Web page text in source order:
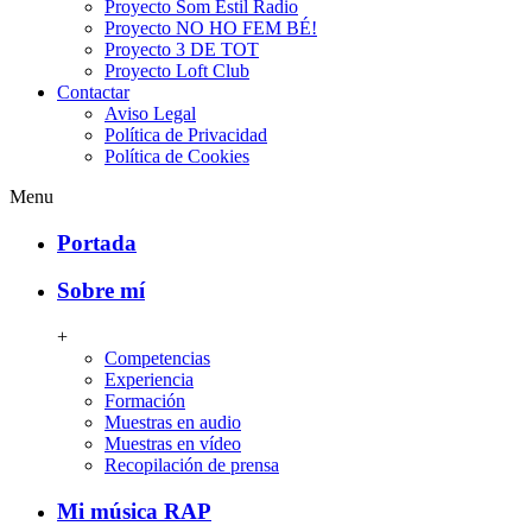
Proyecto Som Estil Radio
Proyecto NO HO FEM BÉ!
Proyecto 3 DE TOT
Proyecto Loft Club
Contactar
Aviso Legal
Política de Privacidad
Política de Cookies
Menu
Portada
Sobre mí
+
Competencias
Experiencia
Formación
Muestras en audio
Muestras en vídeo
Recopilación de prensa
Mi música RAP